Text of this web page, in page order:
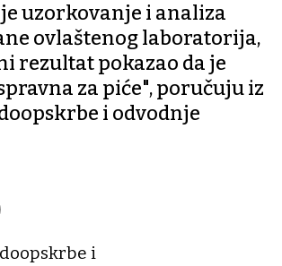
uzorkovanje i analiza
ovlaštenog laboratorija,
rezultat pokazao da je
za piće", poručuju iz
i odvodnje
i